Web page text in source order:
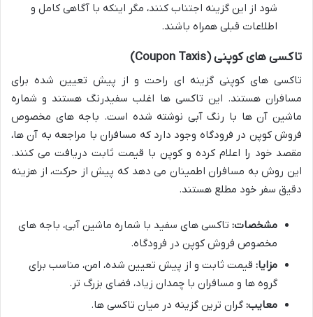
شود از این گزینه اجتناب کنند، مگر اینکه با آگاهی کامل و
اطلاعات قبلی همراه باشند.
تاکسی های کوپنی (Coupon Taxis)
تاکسی های کوپنی گزینه ای راحت و از پیش تعیین شده برای
مسافران هستند. این تاکسی ها اغلب سفیدرنگ هستند و شماره
ماشین آن ها با رنگ آبی نوشته شده است. باجه های مخصوص
فروش کوپن در فرودگاه وجود دارد که مسافران با مراجعه به آن ها،
مقصد خود را اعلام کرده و کوپن با قیمت ثابت دریافت می کنند.
این روش به مسافران اطمینان می دهد که پیش از حرکت، از هزینه
دقیق سفر خود مطلع هستند.
مشخصات: تاکسی های سفید با شماره ماشین آبی، باجه های
مخصوص فروش کوپن در فرودگاه.
مزایا: قیمت ثابت و از پیش تعیین شده، امن، مناسب برای
گروه ها و مسافران با چمدان زیاد، فضای بزرگ تر.
معایب: گران ترین گزینه در میان تاکسی ها.